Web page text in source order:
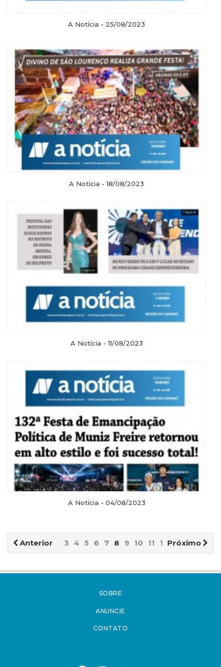
A Notícia - 25/08/2023
A Notícia - 18/08/2023
A Notícia - 11/08/2023
A Notícia - 04/08/2023
Anterior Próximo
3 4 5 6 7 8 9 10 11 12
SOBRE
ANUNCIE
CONTATO